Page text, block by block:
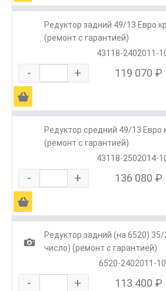
Редуктор задний 49/13 Евро
(ремонт с гарантией)
43118-2402011-
- + 119 070 ₽
Ä
Редуктор средний 49/13 Евро
(ремонт с гарантией)
43118-2502014-
- + 136 080 ₽
Ä
1
Редуктор задний (на 6520) 35/
число) (ремонт с гарантией)
6520-2402011-10
- + 113 400 ₽